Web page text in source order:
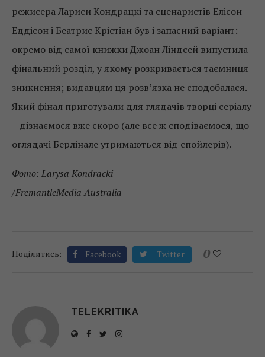
режисера Лариси Кондрацкі та сценаристів Елісон
Еддісон і Беатрис Крістіан був і запасний варіант:
окремо від самої книжки Джоан Ліндсей випустила
фінальний розділ, у якому розкривається таємниця
зникнення; видавцям ця розв’язка не сподобалася.
Який фінал приготували для глядачів творці серіалу
– дізнаємося вже скоро (але все ж сподіваємося, що
оглядачі Берлінале утримаються від спойлерів).
Фото: Larysa Kondracki
/FremantleMedia Australia
Поділитись: Facebook Twitter 0
TELEKRITIKA